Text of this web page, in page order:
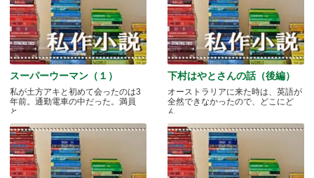
スーパーウーマン（１）
私が土方アキと初めて会ったのは3
年前。通勤電車の中だった。満員
と.....
下村はやとさんの話（後編）
オーストラリアに来た時は、英語が
全然できなかったので、どこにど
ん.....